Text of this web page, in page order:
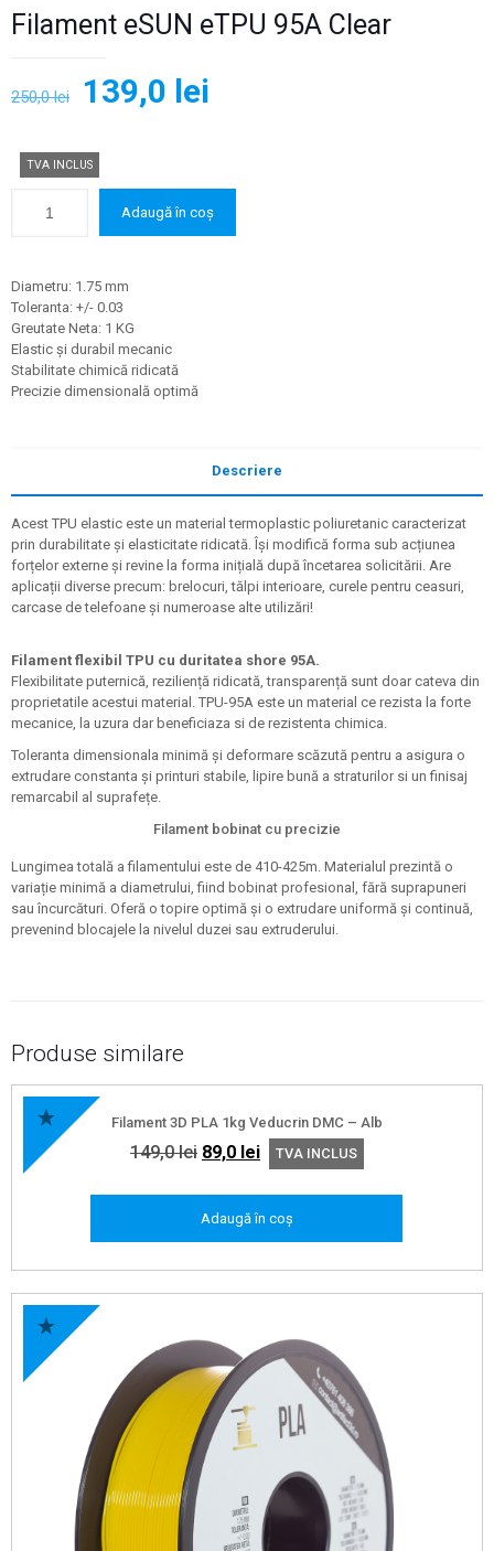
Filament eSUN eTPU 95A Clear
250,0lei
Prețul
a
fost:
250,0 lei.
139,0 lei
139,0 lei.
TVA INCLUS
Adaugă în coș
Diametru: 1.75 mm
Toleranta: +/- 0.03
Greutate Neta: 1 KG
Elastic și durabil mecanic
Stabilitate chimică ridicată
Precizie dimensională optimă
Descriere
Acest TPU elastic este un material termoplastic poliuretanic caracterizat
prin durabilitate și elasticitate ridicată. Își modifică forma sub acțiunea
forțelor externe și revine la forma inițială după încetarea solicitării. Are
aplicații diverse precum: brelocuri, tălpi interioare, curele pentru ceasuri,
carcase de telefoane și numeroase alte utilizări!
Filament flexibil TPU cu duritatea shore 95A.
Flexibilitate puternică, reziliență ridicată, transparență sunt doar cateva din
proprietatile acestui material. TPU-95A este un material ce rezista la forte
mecanice, la uzura dar beneficiaza si de rezistenta chimica.
Toleranta dimensionala minimă și deformare scăzută pentru a asigura o
extrudare constanta și printuri stabile, lipire bună a straturilor si un finisaj
remarcabil al suprafețe.
Filament bobinat cu precizie
Lungimea totală a filamentului este de 410-425m. Materialul prezintă o
variație minimă a diametrului, fiind bobinat profesional, fără suprapuneri
sau încurcături. Oferă o topire optimă și o extrudare uniformă și continuă,
prevenind blocajele la nivelul duzei sau extruderului.
Produse similare
Filament 3D PLA 1kg Veducrin DMC – Alb
149,0lei Prețul
fost:
89,0 leiPrețul
curent
89,0 lei.
TVA INCLUS
Adaugă în coș